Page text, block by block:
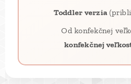
🧒Toddler verzia
📐 Od konfekčnej
konfekčnej